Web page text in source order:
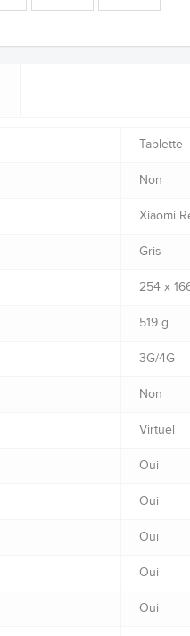
Tablette
Non
Xiaomi
Gris
254 x
519 g
3G/4G
Non
Virtuel
Oui
Oui
Oui
Oui
Oui